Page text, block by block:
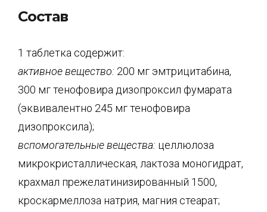
Состав
1 таблетка содержит:
активное вещество: 200 мг эмтрицитабина,
300 мг тенофовира дизопроксил фумарата
(эквивалентно 245 мг тенофовира
дизопроксила);
вспомогательные вещества: целлюлоза
микрокристаллическая, лактоза моногидрат,
крахмал прежелатинизированный 1500,
кроскармеллоза натрия, магния стеарат;